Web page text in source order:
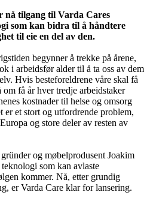
nå tilgang til Varda Cares
som kan bidra til å håndtere
til eie en del av den.
begynner å trekke på årene,
i arbeidsfør alder til å ta oss av dem
Hvis besteforeldrene våre skal få
få år hver tredje arbeidstaker
kostnader til helse og omsorg
et stort og utfordrende problem,
og store deler av resten av
og møbelprodusent Joakim
som kan avlaste
kommer. Nå, etter grundig
er Varda Care klar for lansering.